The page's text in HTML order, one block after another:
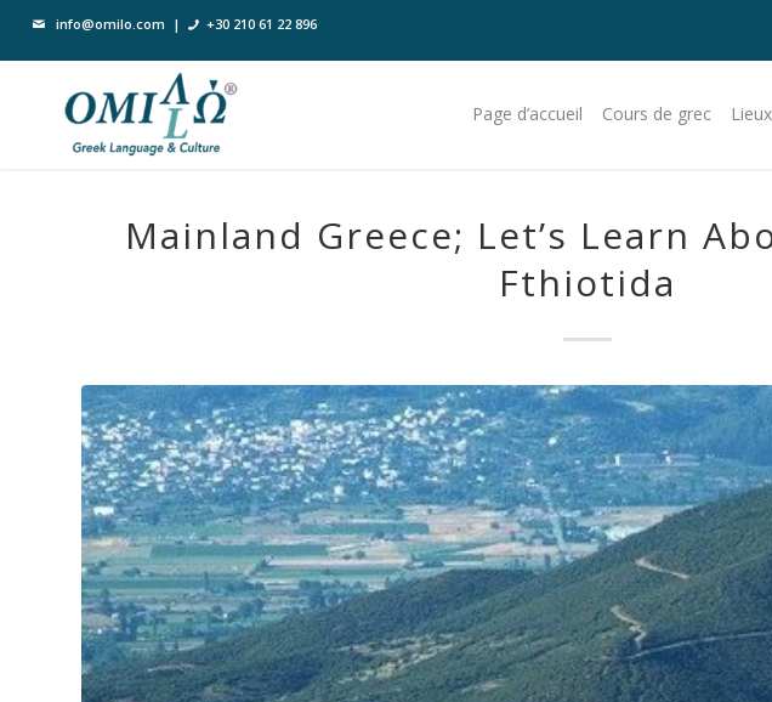
info@omilo.com | +30 210 61 22 896
Page d’accueil Cours de grec
Mainland Greece; Let’s Learn
Fthiotida